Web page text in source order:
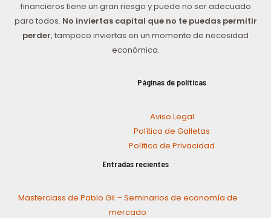
financieros tiene un gran riesgo y puede no ser adecuado
para todos. No inviertas capital que no te puedas permitir
perder, tampoco inviertas en un momento de necesidad
económica.
Páginas de políticas
Aviso Legal
Política de Galletas
Política de Privacidad
Entradas recientes
Masterclass de Pablo Gil – Seminarios de economía de
mercado